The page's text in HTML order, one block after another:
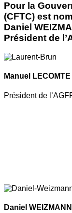
Pour la
(CFTC) est
Daniel
Président de
Manuel LECOMTE
Président de
Daniel WEIZMANN